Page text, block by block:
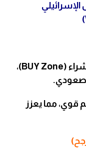
الإسرائيلي
السعر يتداول حاليًا داخل منطقة الشراء (BUY Zone)،
صعودي.
قوي، مما يعزز